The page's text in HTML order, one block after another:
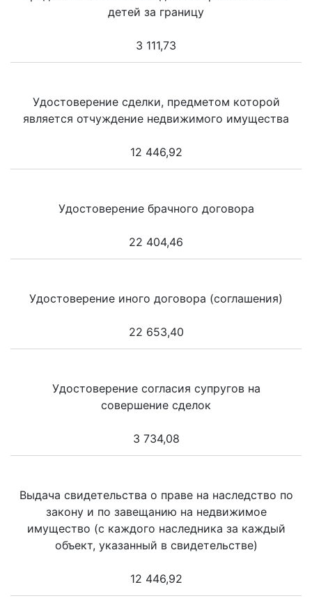
детей за границу
3 111,73
Удостоверение сделки, предметом которой
является отчуждение недвижимого имущества
12 446,92
Удостоверение брачного договора
22 404,46
Удостоверение иного договора (соглашения)
22 653,40
Удостоверение согласия супругов на
совершение сделок
3 734,08
Выдача свидетельства о праве на наследство по
закону и по завещанию на недвижимое
имущество (с каждого наследника за каждый
объект, указанный в свидетельстве)
12 446,92